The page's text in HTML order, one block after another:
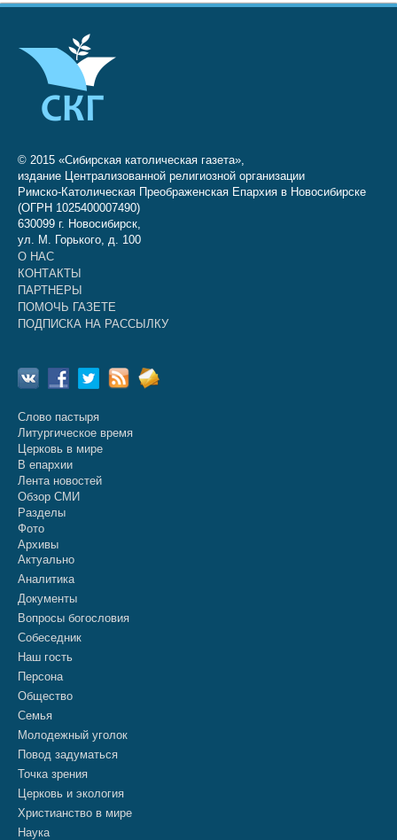
© 2015 «Сибирская католическая газета»,
издание Централизованной религиозной организации
Римско-Католическая Преображенская Епархия в Новосибирске
(ОГРН 1025400007490)
630099 г. Новосибирск,
ул. М. Горького, д. 100
О НАС
КОНТАКТЫ
ПАРТНЕРЫ
ПОМОЧЬ ГАЗЕТЕ
ПОДПИСКА НА РАССЫЛКУ
Слово пастыря
Литургическое время
Церковь в мире
В епархии
Лента новостей
Обзор СМИ
Разделы
Фото
Архивы
Актуально
Аналитика
Документы
Вопросы богословия
Собеседник
Наш гость
Персона
Общество
Семья
Молодежный уголок
Повод задуматься
Точка зрения
Церковь и экология
Христианство в мире
Наука